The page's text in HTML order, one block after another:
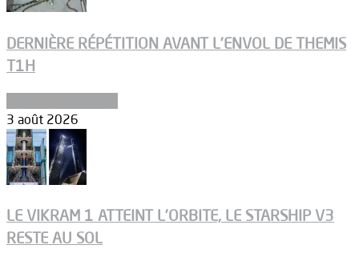
DERNIÈRE RÉPÉTITION AVANT L’ENVOL DE THEMIS
T1H
3 août 2026
LE VIKRAM 1 ATTEINT L’ORBITE, LE STARSHIP V3
RESTE AU SOL